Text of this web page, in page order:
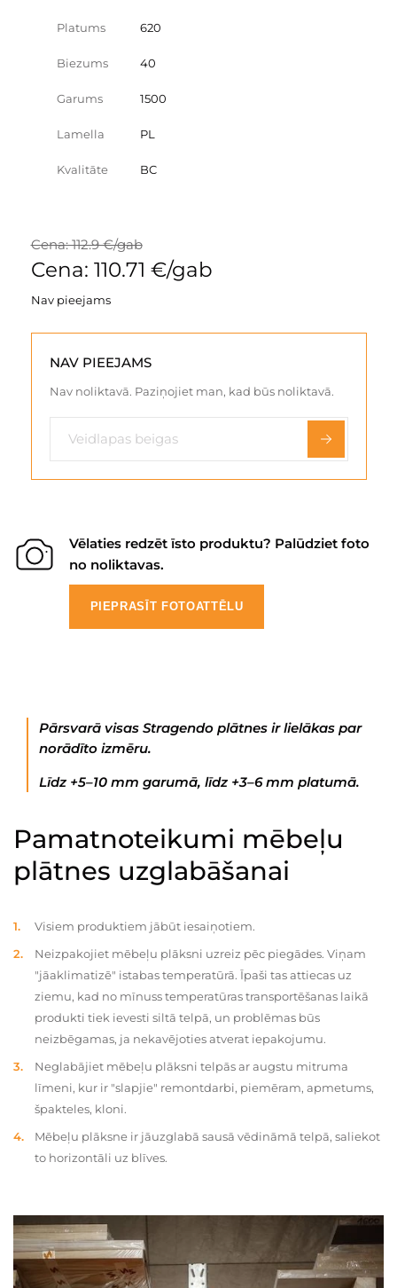
Platums 620
Biezums 40
Garums 1500
Lamella PL
Kvalitāte BC
Cena: 112.9 €/gab
Cena: 110.71 €/gab
Nav pieejams
NAV PIEEJAMS
Nav noliktavā. Paziņojiet man, kad būs noliktavā.
Vēlaties redzēt īsto produktu? Palūdziet foto
no noliktavas.
PIEPRASĪT FOTOATTĒLU
Pārsvarā visas Stragendo plātnes ir lielākas par
norādīto izmēru.
Līdz +5–10 mm garumā, līdz +3–6 mm platumā.
Pamatnoteikumi mēbeļu
plātnes uzglabāšanai
Visiem produktiem jābūt iesaiņotiem.
Neizpakojiet mēbeļu plāksni uzreiz pēc piegādes. Viņam
"jāaklimatizē" istabas temperatūrā. Īpaši tas attiecas uz
ziemu, kad no mīnuss temperatūras transportēšanas laikā
produkti tiek ievesti siltā telpā, un problēmas būs
neizbēgamas, ja nekavējoties atverat iepakojumu.
Neglabājiet mēbeļu plāksni telpās ar augstu mitruma
līmeni, kur ir "slapjie" remontdarbi, piemēram, apmetums,
špakteles, kloni.
Mēbeļu plāksne ir jāuzglabā sausā vēdināmā telpā, saliekot
to horizontāli uz blīves.